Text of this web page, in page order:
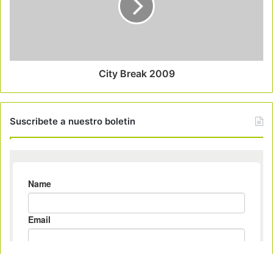
City Break 2009
Suscribete a nuestro boletin